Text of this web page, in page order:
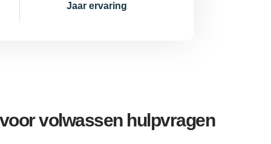
Jaar ervaring
volwassen hulpvragen